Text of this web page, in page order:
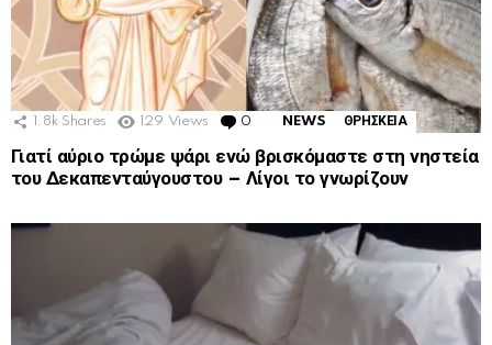
1.8k Shares 129 Views 0 Comments
NEWS ΘΡΗΣΚΕΙΑ
Γιατί αύριο τρώμε ψάρι ενώ βρισκόμαστε στη νηστεία
του Δεκαπενταύγουστου – Λίγοι το γνωρίζουν